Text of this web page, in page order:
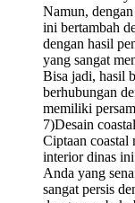
Namun,
ini bertambah
dengan hasil
yang sangat
Bisa jadi, hasil
berhubungan
memiliki
7)Desain coastal
Ciptaan coastal
interior dinas
Anda yang
sangat persis